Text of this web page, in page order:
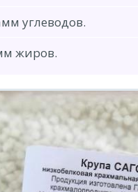
углеводов.
жиров.